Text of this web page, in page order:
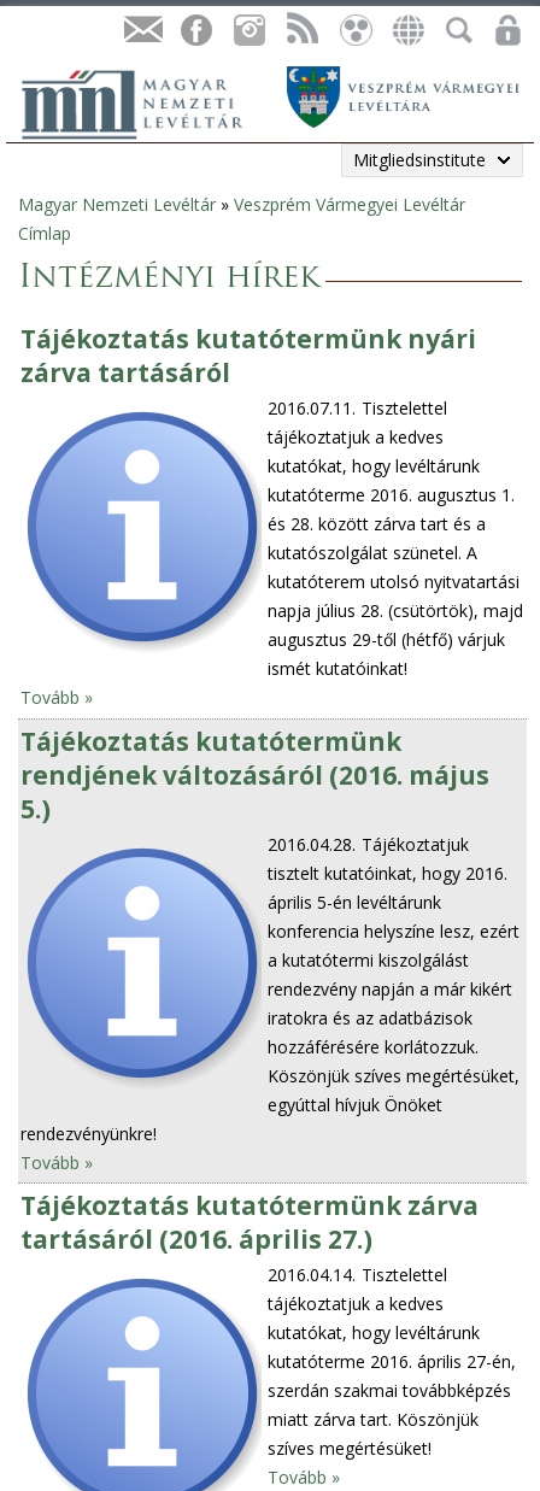
Mitgliedsinstitute
Sie
sind
Magyar Nemzeti Levéltár » Veszprém Vármegyei Levéltár
Címlap
Intézményi hírek
Tájékoztatás kutatótermünk nyári
zárva tartásáról
2016.07.11. Tisztelettel
tájékoztatjuk a kedves
kutatókat, hogy levéltárunk
kutatóterme 2016. augusztus 1.
és 28. között zárva tart és a
kutatószolgálat szünetel. A
kutatóterem utolsó nyitvatartási
napja július 28. (csütörtök), majd
augusztus 29-től (hétfő) várjuk
ismét kutatóinkat!
Tovább »
Tájékoztatás kutatótermünk
rendjének változásáról (2016. május
5.)
2016.04.28. Tájékoztatjuk
tisztelt kutatóinkat, hogy 2016.
április 5-én levéltárunk
konferencia helyszíne lesz, ezért
a kutatótermi kiszolgálást
rendezvény napján a már kikért
iratokra és az adatbázisok
hozzáférésére korlátozzuk.
Köszönjük szíves megértésüket,
egyúttal hívjuk Önöket
rendezvényünkre!
Tovább »
Tájékoztatás kutatótermünk zárva
tartásáról (2016. április 27.)
2016.04.14. Tisztelettel
tájékoztatjuk a kedves
kutatókat, hogy levéltárunk
kutatóterme 2016. április 27-én,
szerdán szakmai továbbképzés
miatt zárva tart. Köszönjük
szíves megértésüket!
Tovább »